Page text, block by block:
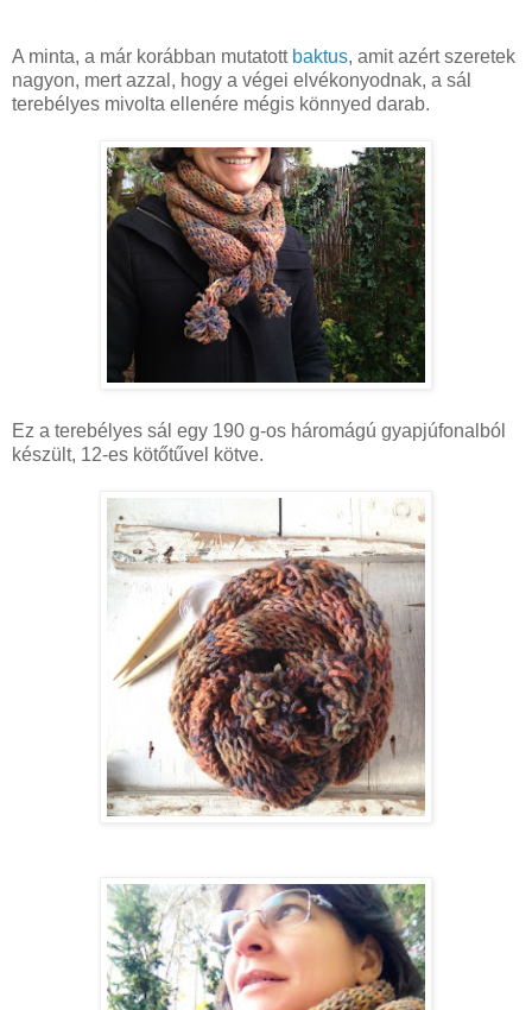
A minta, a már korábban mutatott baktus, amit azért szeretek
nagyon, mert azzal, hogy a végei elvékonyodnak, a sál
terebélyes mivolta ellenére mégis könnyed darab.
Ez a terebélyes sál egy 190 g-os háromágú gyapjúfonalból
készült, 12-es kötőtűvel kötve.